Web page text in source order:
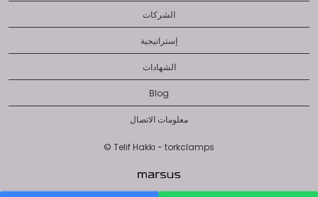
الشركات
إستراتيجية
الشهادات
Blog
معلومات الاتصال
© Telif Hakkı - torkclamps